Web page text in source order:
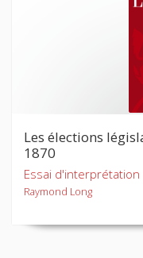
Les élections
1870
Essai d'interprétation
Raymond Long